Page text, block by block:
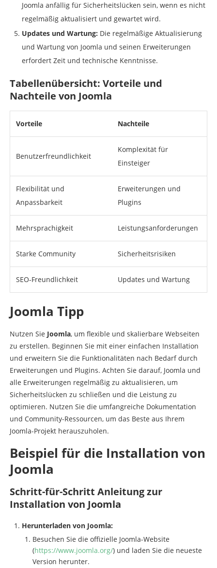
Joomla anfällig für Sicherheitslücken sein, wenn es nicht
regelmäßig aktualisiert und gewartet wird.
Updates und Wartung: Die regelmäßige Aktualisierung
und Wartung von Joomla und seinen Erweiterungen
erfordert Zeit und technische Kenntnisse.
Tabellenübersicht: Vorteile und
Nachteile von Joomla
Vorteile Nachteile
Benutzerfreundlichkeit
Komplexität für
Einsteiger
Flexibilität und
Anpassbarkeit
Erweiterungen und
Plugins
Mehrsprachigkeit Leistungsanforderungen
Starke Community Sicherheitsrisiken
SEO-Freundlichkeit Updates und Wartung
Joomla Tipp
Nutzen Sie Joomla, um flexible und skalierbare Webseiten
zu erstellen. Beginnen Sie mit einer einfachen Installation
und erweitern Sie die Funktionalitäten nach Bedarf durch
Erweiterungen und Plugins. Achten Sie darauf, Joomla und
alle Erweiterungen regelmäßig zu aktualisieren, um
Sicherheitslücken zu schließen und die Leistung zu
optimieren. Nutzen Sie die umfangreiche Dokumentation
und Community-Ressourcen, um das Beste aus Ihrem
Joomla-Projekt herauszuholen.
Beispiel für die Installation von
Joomla
Schritt-für-Schritt Anleitung zur
Installation von Joomla
Herunterladen von Joomla:
Besuchen Sie die offizielle Joomla-Website
(https://www.joomla.org/) und laden Sie die neueste
Version herunter.